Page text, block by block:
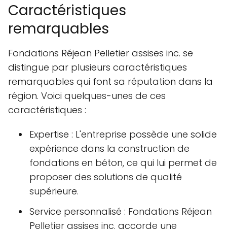
Caractéristiques
remarquables
Fondations Réjean Pelletier assises inc. se
distingue par plusieurs caractéristiques
remarquables qui font sa réputation dans la
région. Voici quelques-unes de ces
caractéristiques :
Expertise : L'entreprise possède une solide
expérience dans la construction de
fondations en béton, ce qui lui permet de
proposer des solutions de qualité
supérieure.
Service personnalisé : Fondations Réjean
Pelletier assises inc. accorde une